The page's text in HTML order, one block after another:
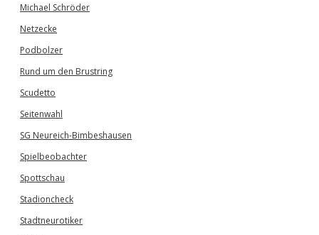
Michael Schröder
Netzecke
Podbolzer
Rund um den Brustring
Scudetto
Seitenwahl
SG Neureich-Bimbeshausen
Spielbeobachter
Spottschau
Stadioncheck
Stadtneurotiker